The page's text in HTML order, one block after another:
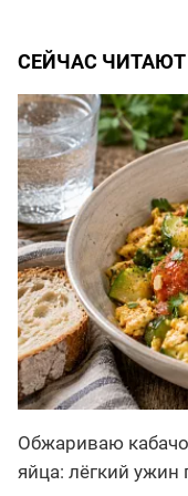
СЕЙЧАС ЧИТАЮТ
Обжариваю
яйца: лёгкий ужин